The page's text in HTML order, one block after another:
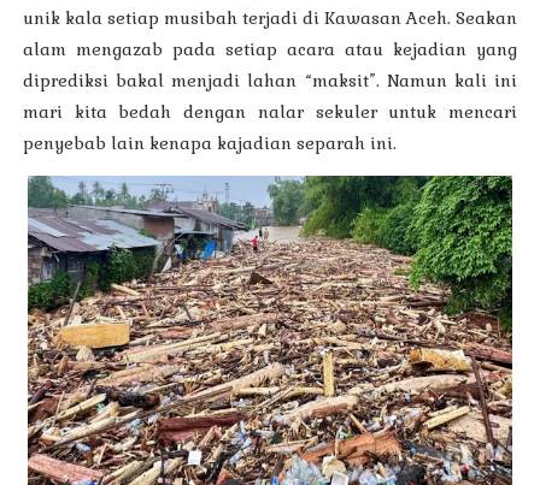
unik kala setiap musibah terjadi di Kawasan Aceh. Seakan
alam mengazab pada setiap acara atau kejadian yang
diprediksi bakal menjadi lahan “maksit”. Namun kali ini
mari kita bedah dengan nalar sekuler untuk mencari
penyebab lain kenapa kajadian separah ini.